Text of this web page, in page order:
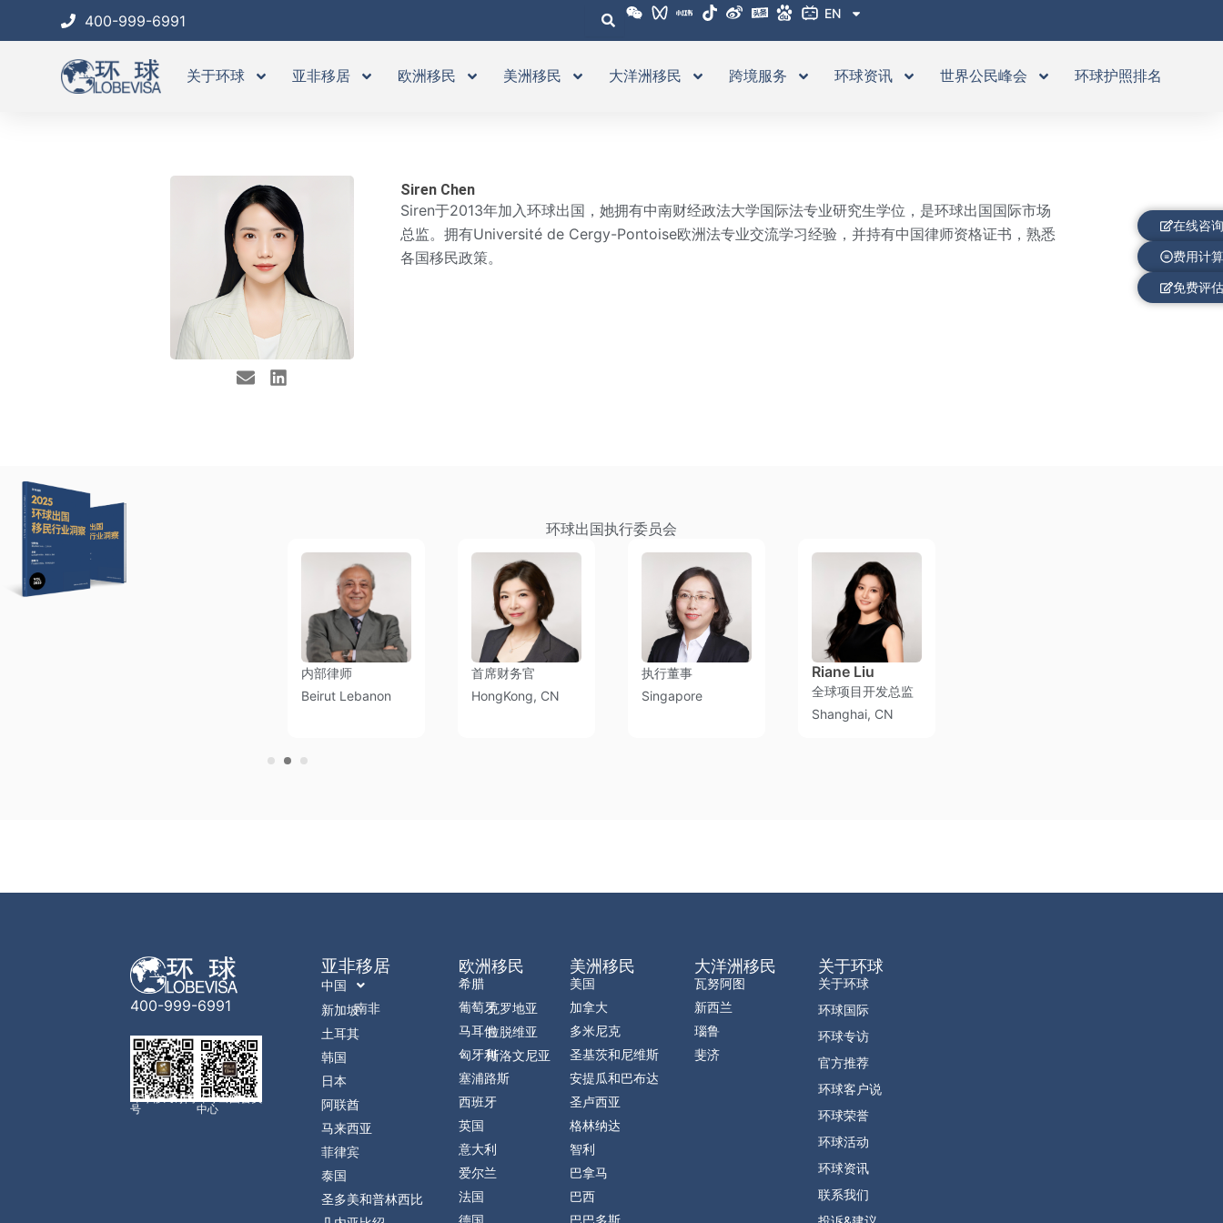
400-999-6991 EN
关于环球 亚非移居 欧洲移民 美洲移民 大洋洲移民 跨境服务 环球资讯 世界公民峰会 环球护照排名
Siren Chen
Siren于2013年加入环球出国，她拥有中南财经政法大学国际法专业研究生学位，是环球出国国际市场
总监。拥有Université de Cergy-Pontoise欧洲法专业交流学习经验，并持有中国律师资格证书，熟悉
各国移民政策。
环球出国执行委员会
内部律师
Beirut Lebanon
首席财务官
HongKong, CN
执行董事
Singapore
Riane Liu
全球项目开发总监
Shanghai, CN
在线咨询
费用计算
免费评估
400-999-6991
环球移民订阅
号
环球出国会员
中心
亚非移居
中国
新加坡
土耳其
韩国
日本
阿联酋
马来西亚
菲律宾
泰国
圣多美和普林西比
南非
欧洲移民
希腊
葡萄牙
马耳他
匈牙利
塞浦路斯
西班牙
英国
意大利
爱尔兰
法国
德国
克罗地亚
拉脱维亚
斯洛文尼亚
美洲移民
美国
加拿大
多米尼克
圣基茨和尼维斯
安提瓜和巴布达
圣卢西亚
格林纳达
智利
巴拿马
巴西
巴巴多斯
大洋洲移民
瓦努阿图
新西兰
瑙鲁
斐济
关于环球
关于环球
环球国际
环球专访
官方推荐
环球客户说
环球荣誉
环球活动
环球资讯
联系我们